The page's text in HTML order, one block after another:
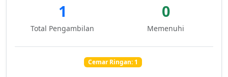
1
Total Pengambilan
0
Memenuhi
Cemar Ringan: 1